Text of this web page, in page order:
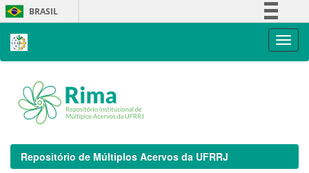
Skip
navigation
BRASIL
Repositório de Múltiplos Acervos da UFRRJ